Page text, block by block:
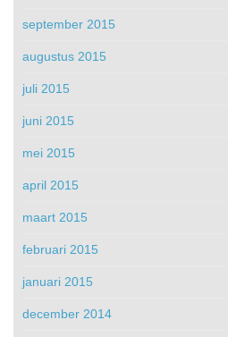
september 2015
augustus 2015
juli 2015
juni 2015
mei 2015
april 2015
maart 2015
februari 2015
januari 2015
december 2014